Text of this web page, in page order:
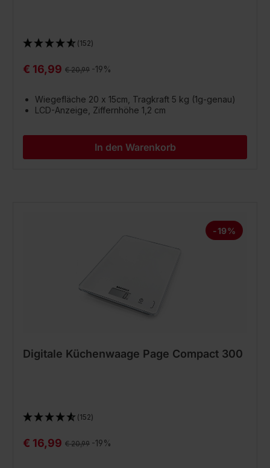
(152)
€ 16,99 Regulärer Preis:
€ 20,99 -19%
Wiegefläche 20 x 15cm, Tragkraft 5 kg (1g-genau)
LCD-Anzeige, Ziffernhöhe 1,2 cm
In den Warenkorb
-19%
Digitale Küchenwaage Page Compact 300
(152)
€ 16,99 Regulärer Preis:
€ 20,99 -19%